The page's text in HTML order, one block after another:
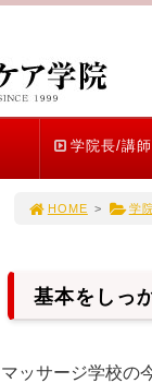
学院長/講
HOME > 学
基本をしっ
マッサージ学校の